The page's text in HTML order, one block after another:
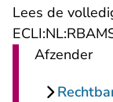
Lees de
Afzender